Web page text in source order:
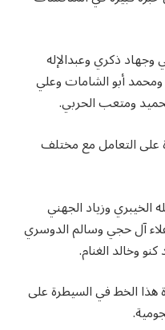
ذكري وعبدالإله
أبو الشامات وعلي
ومتعب الحربي.
على التعامل مع مختلف
وزياد الجهني
آل حجي وسالم الدوسري
وخالد الغنام.
الخط في السيطرة على